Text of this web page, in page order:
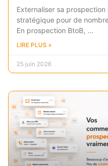
Externaliser sa
stratégique pour de
En prospection BtoB,
LIRE PLUS »
25 juin 2026